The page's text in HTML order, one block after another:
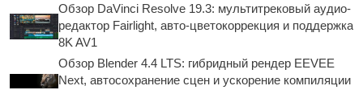
Обзор DaVinci Resolve 19.3: мультитрековый аудио-
редактор Fairlight, авто-цветокоррекция и поддержка
8K AV1
Обзор Blender 4.4 LTS: гибридный рендер EEVEE
Next, автосохранение сцен и ускорение компиляции